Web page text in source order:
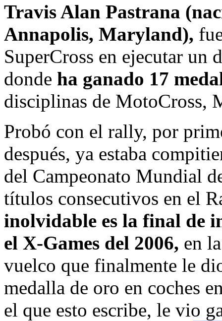
Travis Alan Pastrana
Annapolis, Maryland),
SuperCross en ejecutar un
donde ha ganado 17
disciplinas de MotoCross,
Probó con el rally, por
después, ya estaba
del Campeonato Mundial
títulos consecutivos en el
inolvidable es la final de
el X-Games del 2006, en
vuelco que finalmente le
medalla de oro en coches
el que esto escribe, le vio